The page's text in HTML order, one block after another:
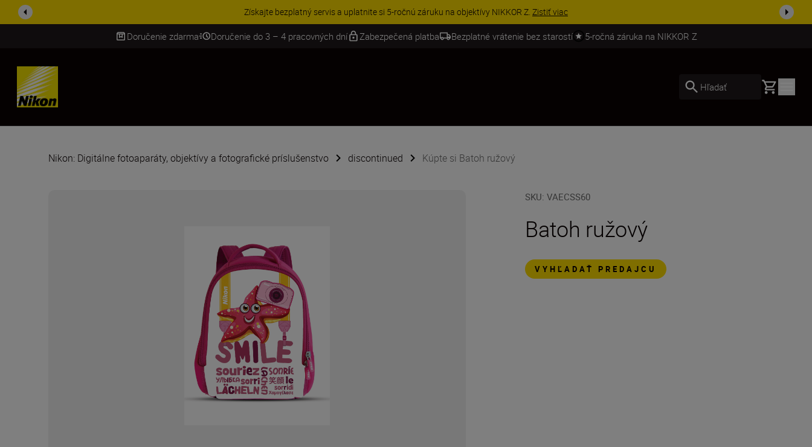
UŠETRI NA PRÍSLUŠENSTVE | Ušetrite 15 % na vybranom príslušenstve a doplňte si svoju výbavu ešte dne...
Doručenie zdarma Doručenie do 3 – 4 pracovných dní Zabezpečená platba Bezplatné vrátenie bez starostí 5-ročná záruka na NIKKOR Z
SKIP
Hľadať Basket
Nikon: Digitálne fotoaparáty, objektívy a fotografické príslušenstvo discontinued Kúpte si Batoh ružový
SKU:VAECSS60
Batoh ružový
VYHĽADAŤ PREDAJCU